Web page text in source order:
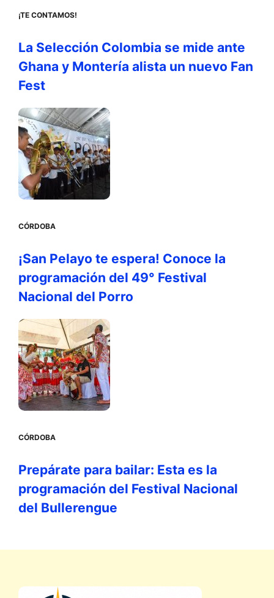
¡TE CONTAMOS!
La Selección Colombia se mide ante
Ghana y Montería alista un nuevo Fan
Fest
CÓRDOBA
¡San Pelayo te espera! Conoce la
programación del 49° Festival
Nacional del Porro
CÓRDOBA
Prepárate para bailar: Esta es la
programación del Festival Nacional
del Bullerengue